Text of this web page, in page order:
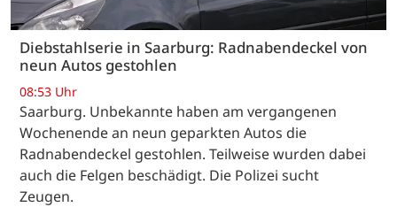
Diebstahlserie in Saarburg: Radnabendeckel von
neun Autos gestohlen
08:53 Uhr
Saarburg. Unbekannte haben am vergangenen
Wochenende an neun geparkten Autos die
Radnabendeckel gestohlen. Teilweise wurden dabei
auch die Felgen beschädigt. Die Polizei sucht
Zeugen.